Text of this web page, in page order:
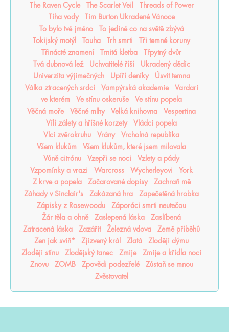
The Raven Cycle
The Scarlet Veil
Threads of Power
Tíha vody
Tim Burton Ukradené Vánoce
To bylo tvé jméno
To jediné co na světě zbývá
Tokijský motýl
Touha Trh smrti
Tři temné koruny
Třinácté znamení
Trnitá kletba
Třpytný dvůr
Tvá dubnová lež
Uchvatitelé říší
Ukradený dědic
Univerzita výjimečných
Upíří deníky
Úsvit temna
Válka ztracených srdcí
Vampýrská akademie
Vardari
ve kterém
Ve stínu oskeruše
Ve stínu popela
Věčná moře
Věčné mlhy Velká knihovna
Vespertina
Vílí zálety a hříšné korzety
Vládci popela
Vlci zvěrokruhu
Vrány
Vrcholná republika
Všem klukům
Všem klukům, které jsem milovala
Vůně citrónu
Vzepři se noci
Vzlety a pády
Vzpomínky a vrazi
Warcross Wycherleyovi
York
Z krve a popela
Začarované dopisy
Zachraň mě
Záhady v Sinclair's
Zakázaná hra
Zapečetěná hrobka
Zápisky z Rosewoodu
Záporáci smrti neutečou
Žár těla a ohně
Zaslepená láska
Zaslíbená
Zatracená láska
Zazářit Železná vdova
Země příběhů
Zen jak sviň*
Zjizvený král Zlatá
Zloději dýmu
Zloději stínu
Zlodějský tanec Zmije
Zmije a křídla noci
Znovu
ZOMB Zpovědi podezřelé
Zůstaň se mnou
Zvěstovatel